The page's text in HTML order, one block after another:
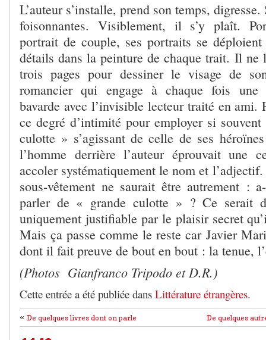
L’auteur s’installe, prend son temps,
foisonnantes. Visiblement, il s’y plaît.
portrait de couple, ses portraits se
détails dans la peinture de chaque trait. Il ne
trois pages pour dessiner le visage de
romancier qui engage à chaque fois une
bavarde avec l’invisible lecteur traité en ami.
ce degré d’intimité pour employer si
culotte » s’agissant de celle de ses
l’homme derrière l’auteur éprouvait une
accoler systématiquement le nom et
sous-vêtement ne saurait être autrement :
parler de « grande culotte » ? Ce serait
uniquement justifiable par le plaisir secret
Mais ça passe comme le reste car Javier
dont il fait preuve de bout en bout : la tenue,
(Photos Gianfranco Tripodo et D.R.)
Cette entrée a été publiée dans Littérature étrangères.
De quelques
« De quelques livres dont on parle